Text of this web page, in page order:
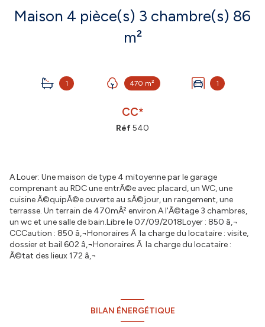
Maison 4 pièce(s) 3 chambre(s) 86
m²
1 470 m² 1
CC*
Réf540
A Louer: Une maison de type 4 mitoyenne par le garage
comprenant au RDC une entrÃ©e avec placard, un WC, une
cuisine Ã©quipÃ©e ouverte au sÃ©jour, un rangement, une
terrasse. Un terrain de 470mÂ² environ.A l'Ã©tage 3 chambres,
un wc et une salle de bain.Libre le 07/09/2018Loyer : 850 â‚¬
CCCaution : 850 â‚¬Honoraires Ã la charge du locataire : visite,
dossier et bail 602 â‚¬Honoraires Ã la charge du locataire :
Ã©tat des lieux 172 â‚¬
BILAN ÉNERGÉTIQUE